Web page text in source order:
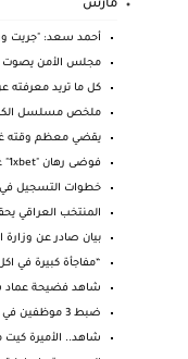
مارس
أحمد سعد: "جريت
مجلس الأمن يصوت
كل ما تريد معرفته
ملخص مسلسل الكبير أوي 8 الحلقة 11..
يقضي معظم وقته
فوضى رهان "1xbet" غير القانوني.. عملية نصب كبيرة ت...
خطوات التسجيل في حملة
المنتخب العراقي
بيان صادر عن وزارة
“مفاجأة كبيرة في
شاهد فضيحة عماد
ضبط 3 موظفين في الجمارك سهلوا دخول حقائب مخدرات في...
شاهد.. الأميرة كيت